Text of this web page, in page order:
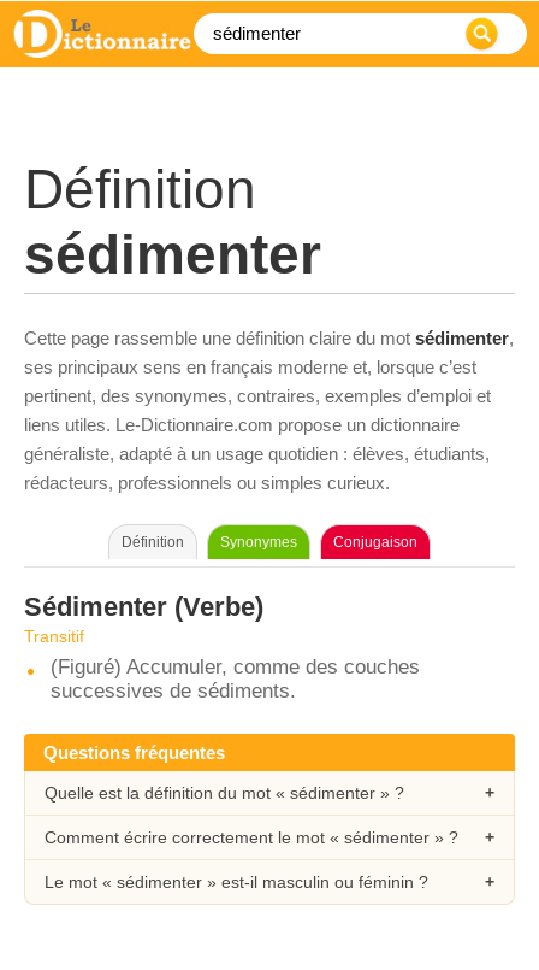
Définition
sédimenter
Cette page rassemble une définition claire du mot sédimenter,
ses principaux sens en français moderne et, lorsque c’est
pertinent, des synonymes, contraires, exemples d’emploi et
liens utiles. Le-Dictionnaire.com propose un dictionnaire
généraliste, adapté à un usage quotidien : élèves, étudiants,
rédacteurs, professionnels ou simples curieux.
Définition Synonymes Conjugaison
Sédimenter (Verbe)
Transitif
(Figuré) Accumuler, comme des couches
successives de sédiments.
Questions fréquentes
Quelle est la définition du mot « sédimenter » ?
Comment écrire correctement le mot « sédimenter » ?
Le mot « sédimenter » est-il masculin ou féminin ?